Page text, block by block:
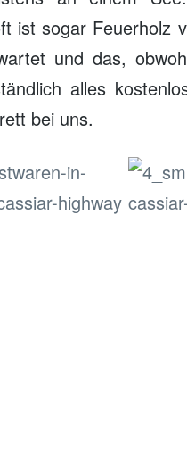
ist sogar Feuerholz
und das,
alles
bei uns.